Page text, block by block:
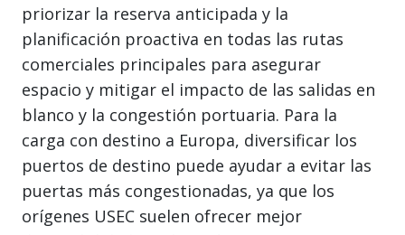
priorizar la reserva anticipada y la
planificación proactiva en todas las rutas
comerciales principales para asegurar
espacio y mitigar el impacto de las salidas en
blanco y la congestión portuaria. Para la
carga con destino a Europa, diversificar los
puertos de destino puede ayudar a evitar las
puertas más congestionadas, ya que los
orígenes USEC suelen ofrecer mejor